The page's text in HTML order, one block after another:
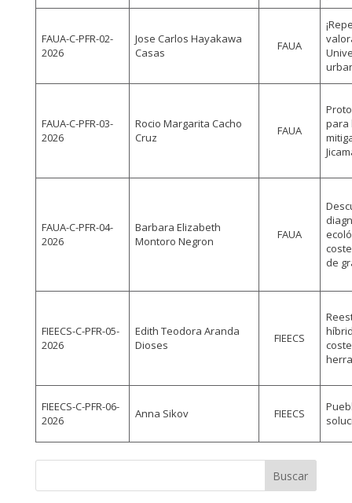
FAUA-C-PFR-02-
2026
Jose Carlos Hayakawa
Casas
FAUA
FAUA-C-PFR-03-
2026
Rocio Margarita Cacho
Cruz
FAUA
para
FAUA-C-PFR-04-
2026
Barbara Elizabeth
Montoro Negron
FAUA
de
FIEECS-C-PFR-05-
2026
Edith Teodora Aranda
Dioses
FIEECS
FIEECS-C-PFR-06-
2026
Anna Sikov FIEECS